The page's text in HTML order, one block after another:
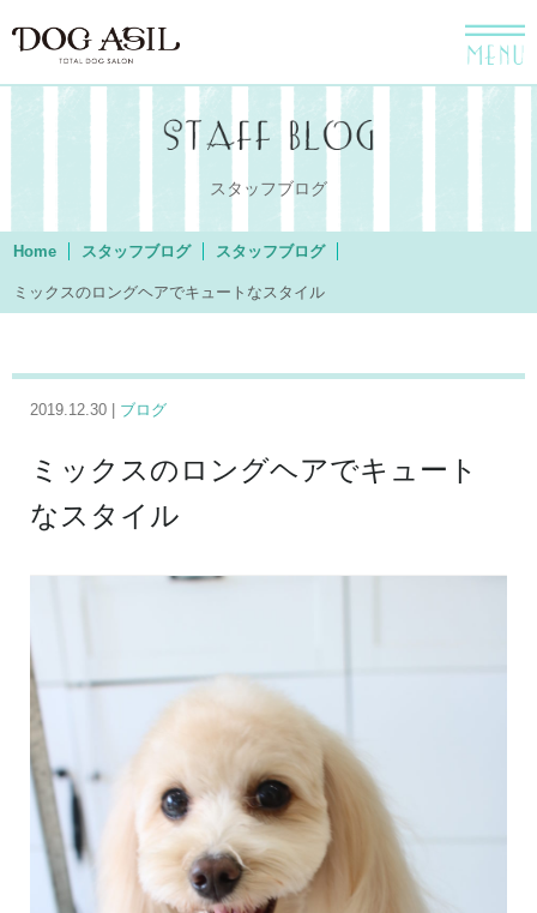
menu
スタッフブログ
Home スタッフブログ スタッフブログ
ミックスのロングヘアでキュートなスタイル
2019.12.30 | ブログ
ミックスのロングヘアでキュート
なスタイル